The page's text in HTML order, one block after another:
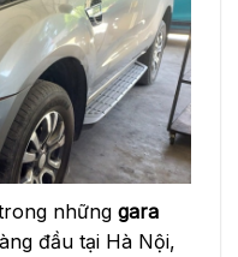
những gara
đầu tại Hà Nội,